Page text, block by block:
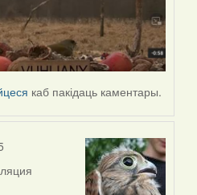
каб пакідаць каментары.